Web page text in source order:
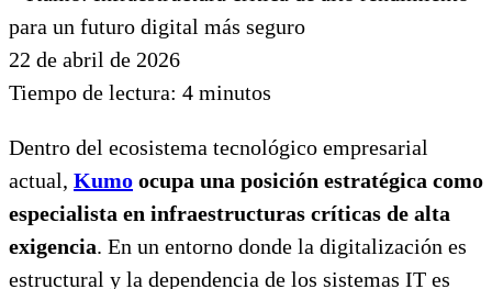
22 de abril de 2026
Tiempo de lectura: 4 minutos
Dentro del ecosistema tecnológico empresarial
actual, Kumo ocupa una posición estratégica como
especialista en infraestructuras críticas de alta
exigencia. En un entorno donde la digitalización es
estructural y la dependencia de los sistemas IT es